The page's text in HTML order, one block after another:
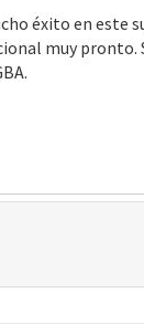
éxito en este
muy pronto.